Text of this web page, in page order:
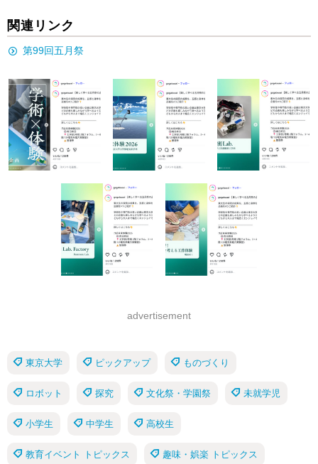
関連リンク
第99回五月祭
advertisement
東京大学 ピックアップ ものづくり
ロボット 探究 文化祭・学園祭 未就学児
小学生 中学生 高校生
教育イベント トピックス 趣味・娯楽 トピックス